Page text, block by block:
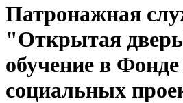
Патронажная
"Открытая
обучение в
социальных